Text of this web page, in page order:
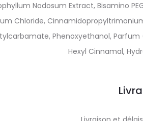
Nodosum Extract, Bisamino
Chloride,
Phenoxyethanol, Parfum
Hexyl Cinnamal,